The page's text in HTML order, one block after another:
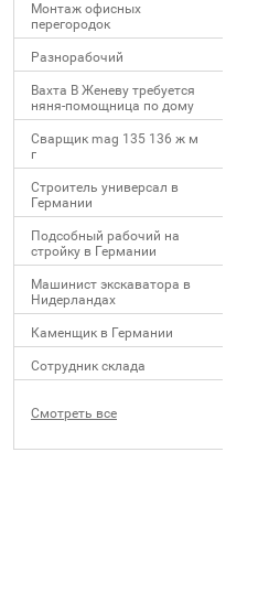
Mонтаж офисных
перегородок
Разнорабочий
Вахта В Женеву требуется
няня-помощница по дому
Сварщик mag 135 136 ж м
г
Строитель универсал в
Германии
Подсобный рабочий на
стройку в Германии
Машинист экскаватора в
Нидерландах
Каменщик в Германии
Сотрудник склада
Смотреть все